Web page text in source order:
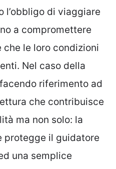
l’obbligo di viaggiare
a compromettere
le loro condizioni
Nel caso della
riferimento ad
che contribuisce
ma non solo: la
protegge il guidatore
una semplice